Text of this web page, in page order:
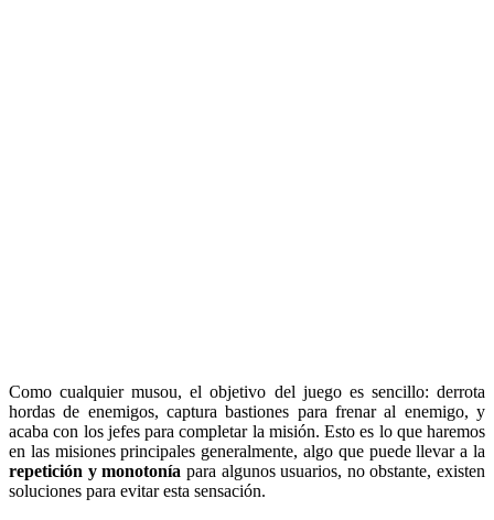
Como cualquier musou, el objetivo del juego es sencillo: derrota
hordas de enemigos, captura bastiones para frenar al enemigo, y
acaba con los jefes para completar la misión. Esto es lo que haremos
en las misiones principales generalmente, algo que puede llevar a la
repetición y monotonía para algunos usuarios, no obstante, existen
soluciones para evitar esta sensación.